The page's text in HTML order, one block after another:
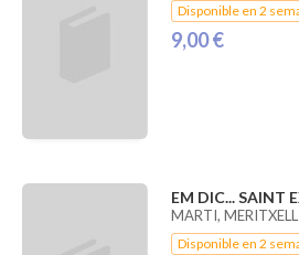
Disponible en 2
9,00 €
EM DIC... SAINT
MARTI, MERITXELL
Disponible en 2